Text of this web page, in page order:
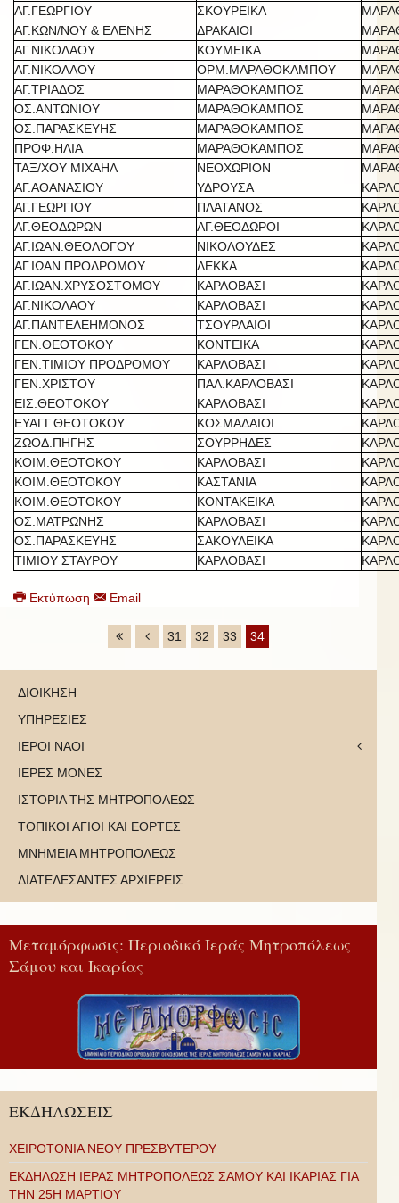
ΑΓ.ΓΕΩΡΓΙΟΥ
ΣΚΟΥΡΕΙΚΑ
ΑΓ.ΚΩΝ/ΝΟΥ & ΕΛΕΝΗΣ
ΔΡΑΚΑΙΟΙ
ΑΓ.ΝΙΚΟΛΑΟΥ
ΚΟΥΜΕΙΚΑ
ΑΓ.ΝΙΚΟΛΑΟΥ
ΟΡΜ.ΜΑΡΑΘΟΚΑΜΠΟΥ
ΑΓ.ΤΡΙΑΔΟΣ
ΜΑΡΑΘΟΚΑΜΠΟΣ
ΟΣ.ΑΝΤΩΝΙΟΥ
ΜΑΡΑΘΟΚΑΜΠΟΣ
ΟΣ.ΠΑΡΑΣΚΕΥΗΣ
ΜΑΡΑΘΟΚΑΜΠΟΣ
ΠΡΟΦ.ΗΛΙΑ
ΜΑΡΑΘΟΚΑΜΠΟΣ
ΤΑΞ/ΧΟΥ ΜΙΧΑΗΛ
ΝΕΟΧΩΡΙΟΝ
ΑΓ.ΑΘΑΝΑΣΙΟΥ
ΥΔΡΟΥΣΑ
ΑΓ.ΓΕΩΡΓΙΟΥ
ΠΛΑΤΑΝΟΣ
ΑΓ.ΘΕΟΔΩΡΩΝ
ΑΓ.ΘΕΟΔΩΡΟΙ
ΑΓ.ΙΩΑΝ.ΘΕΟΛΟΓΟΥ
ΝΙΚΟΛΟΥΔΕΣ
ΑΓ.ΙΩΑΝ.ΠΡΟΔΡΟΜΟΥ
ΛΕΚΚΑ
ΑΓ.ΙΩΑΝ.ΧΡΥΣΟΣΤΟΜΟΥ
ΚΑΡΛΟΒΑΣΙ
ΑΓ.ΝΙΚΟΛΑΟΥ
ΚΑΡΛΟΒΑΣΙ
ΑΓ.ΠΑΝΤΕΛΕΗΜΟΝΟΣ
ΤΣΟΥΡΛΑΙΟΙ
ΓΕΝ.ΘΕΟΤΟΚΟΥ
ΚΟΝΤΕΙΚΑ
ΓΕΝ.ΤΙΜΙΟΥ ΠΡΟΔΡΟΜΟΥ
ΚΑΡΛΟΒΑΣΙ
ΓΕΝ.ΧΡΙΣΤΟΥ
ΠΑΛ.ΚΑΡΛΟΒΑΣΙ
ΕΙΣ.ΘΕΟΤΟΚΟΥ
ΚΑΡΛΟΒΑΣΙ
ΕΥΑΓΓ.ΘΕΟΤΟΚΟΥ
ΚΟΣΜΑΔΑΙΟΙ
ΖΩΟΔ.ΠΗΓΗΣ
ΣΟΥΡΡΗΔΕΣ
ΚΟΙΜ.ΘΕΟΤΟΚΟΥ
ΚΑΡΛΟΒΑΣΙ
ΚΟΙΜ.ΘΕΟΤΟΚΟΥ
ΚΑΣΤΑΝΙΑ
ΚΟΙΜ.ΘΕΟΤΟΚΟΥ
ΚΟΝΤΑΚΕΙΚΑ
ΟΣ.ΜΑΤΡΩΝΗΣ
ΚΑΡΛΟΒΑΣΙ
ΟΣ.ΠΑΡΑΣΚΕΥΗΣ
ΣΑΚΟΥΛΕΙΚΑ
ΤΙΜΙΟΥ ΣΤΑΥΡΟΥ
ΚΑΡΛΟΒΑΣΙ
Εκτύπωση Email
31 32 33 34
ΔΙΟΙΚΗΣΗ
ΥΠΗΡΕΣΙΕΣ
ΙΕΡΟΙ ΝΑΟΙ
ΙΕΡΕΣ ΜΟΝΕΣ
ΙΣΤΟΡΙΑ ΤΗΣ ΜΗΤΡΟΠΟΛΕΩΣ
ΤΟΠΙΚΟΙ ΑΓΙΟΙ ΚΑΙ ΕΟΡΤΕΣ
ΜΝΗΜΕΙΑ ΜΗΤΡΟΠΟΛΕΩΣ
ΔΙΑΤΕΛΕΣΑΝΤΕΣ ΑΡΧΙΕΡΕΙΣ
Μεταμόρφωσις: Περιοδικό Ιεράς Μητροπόλεως
Σάμου και Ικαρίας
ΕΚΔΗΛΩΣΕΙΣ
ΧΕΙΡΟΤΟΝΙΑ ΝΕΟΥ ΠΡΕΣΒΥΤΕΡΟΥ
ΕΚΔΗΛΩΣΗ ΙΕΡΑΣ ΜΗΤΡΟΠΟΛΕΩΣ ΣΑΜΟΥ ΚΑΙ ΙΚΑΡΙΑΣ ΓΙΑ
ΤΗΝ 25Η ΜΑΡΤΙΟΥ